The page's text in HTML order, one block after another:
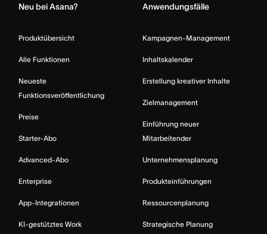
Neu bei Asana?
Produktübersicht
Alle Funktionen
Neueste
Funktionsveröffentlichung
Preise
Starter-Abo
Advanced-Abo
Enterprise
App-Integrationen
KI-gestütztes Work
Anwendungsfälle
Kampagnen-Management
Inhaltskalender
Erstellung kreativer Inhalte
Zielmanagement
Einführung neuer
Mitarbeitender
Unternehmensplanung
Produkteinführungen
Ressourcenplanung
Strategische Planung